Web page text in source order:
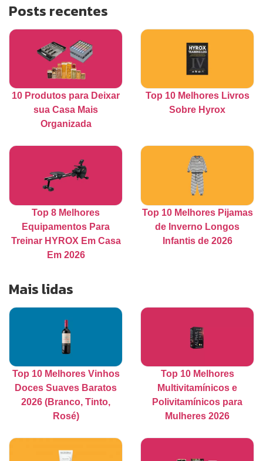
Posts recentes
10 Produtos para Deixar
sua Casa Mais
Organizada
Top 10 Melhores Livros
Sobre Hyrox
Top 8 Melhores
Equipamentos Para
Treinar HYROX Em Casa
Em 2026
Top 10 Melhores Pijamas
de Inverno Longos
Infantis de 2026
Mais lidas
Top 10 Melhores Vinhos
Doces Suaves Baratos
2026 (Branco, Tinto,
Rosé)
Top 10 Melhores
Multivitamínicos e
Polivitamínicos para
Mulheres 2026